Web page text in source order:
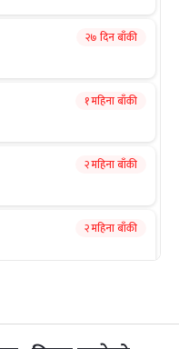
२७ दिन बाँकी
१ महिना बाँकी
२ महिना बाँकी
२ महिना बाँकी